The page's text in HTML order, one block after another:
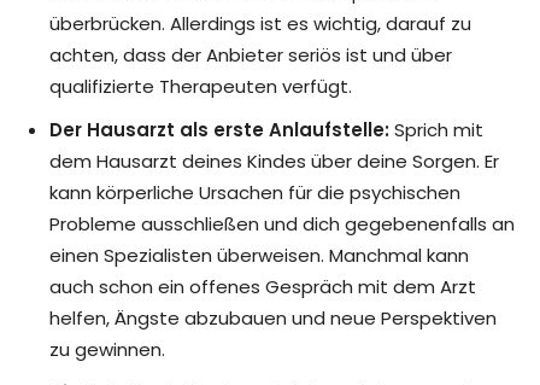
überbrücken. Allerdings ist es wichtig, darauf zu
achten, dass der Anbieter seriös ist und über
qualifizierte Therapeuten verfügt.
Der Hausarzt als erste Anlaufstelle:Sprich mit
dem Hausarzt deines Kindes über deine Sorgen. Er
kann körperliche Ursachen für die psychischen
Probleme ausschließen und dich gegebenenfalls an
einen Spezialisten überweisen. Manchmal kann
auch schon ein offenes Gespräch mit dem Arzt
helfen, Ängste abzubauen und neue Perspektiven
zu gewinnen.